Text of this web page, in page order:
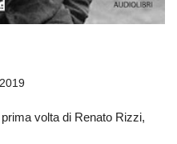
volta di Renato Rizzi,